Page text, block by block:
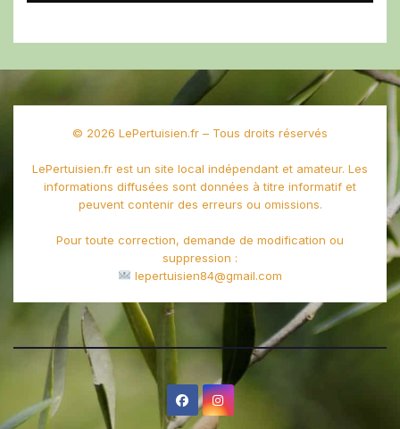
© 2026 LePertuisien.fr – Tous droits réservés
LePertuisien.fr est un site local indépendant et amateur. Les
informations diffusées sont données à titre informatif et
peuvent contenir des erreurs ou omissions.
Pour toute correction, demande de modification ou
suppression :
lepertuisien84@gmail.com